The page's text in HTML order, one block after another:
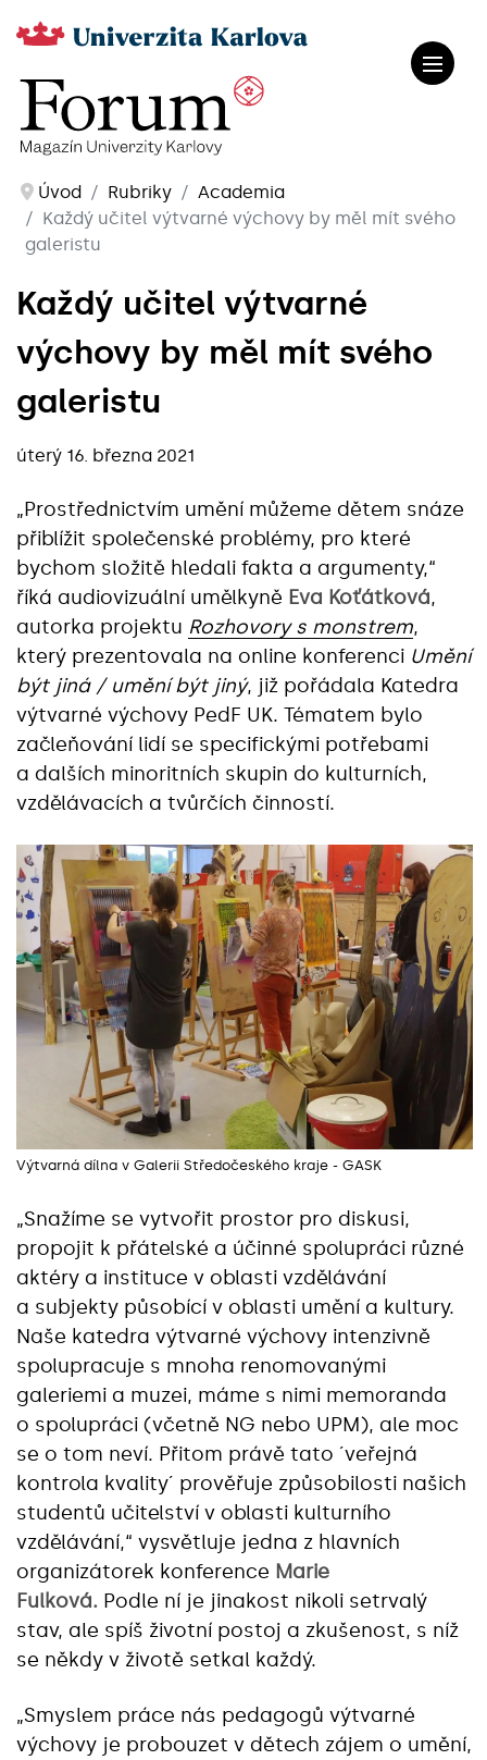
Úvod Rubriky
Academia
Každý učitel výtvarné výchovy by měl mít svého
galeristu
Každý učitel výtvarné
výchovy by měl mít svého
galeristu
úterý 16. března 2021
„Prostřednictvím umění můžeme dětem snáze
přiblížit společenské problémy, pro které
bychom složitě hledali fakta a argumenty,“
říká audiovizuální umělkyně Eva Koťátková,
autorka projektu Rozhovory s monstrem,
který prezentovala na online konferenci Umění
být jiná / umění být jiný, již pořádala Katedra
výtvarné výchovy PedF UK. Tématem bylo
začleňování lidí se specifickými potřebami
a dalších minoritních skupin do kulturních,
vzdělávacích a tvůrčích činností.
Výtvarná dílna v Galerii Středočeského kraje - GASK
„Snažíme se vytvořit prostor pro diskusi,
propojit k přátelské a účinné spolupráci různé
aktéry a instituce v oblasti vzdělávání
a subjekty působící v oblasti umění a kultury.
Naše katedra výtvarné výchovy intenzivně
spolupracuje s mnoha renomovanými
galeriemi a muzei, máme s nimi memoranda
o spolupráci (včetně NG nebo UPM), ale moc
se o tom neví. Přitom právě tato ´veřejná
kontrola kvality´ prověřuje způsobilosti našich
studentů učitelství v oblasti kulturního
vzdělávání,“ vysvětluje jedna z hlavních
organizátorek konference Marie
Fulková. Podle ní je jinakost nikoli setrvalý
stav, ale spíš životní postoj a zkušenost, s níž
se někdy v životě setkal každý.
„Smyslem práce nás pedagogů výtvarné
výchovy je probouzet v dětech zájem o umění,